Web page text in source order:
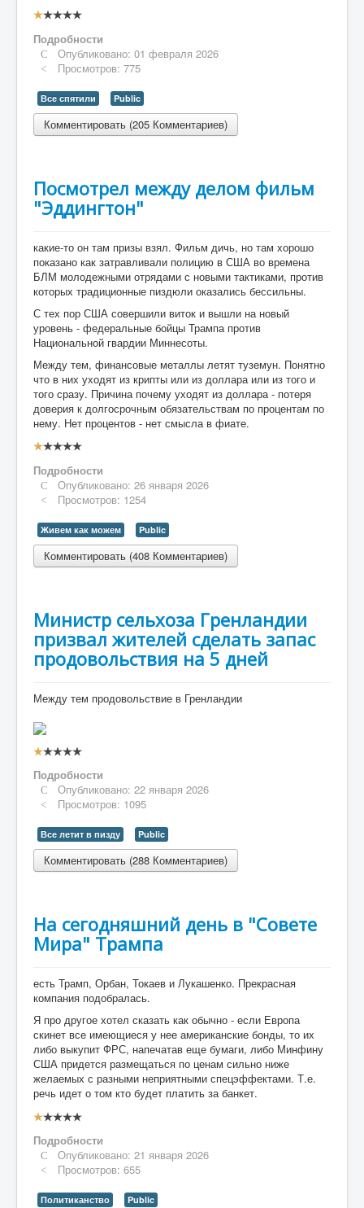
Рейтинг:
Подробности
Опубликовано: 01 февраля 2026
Просмотров: 775
Все спятили Public
Комментировать (205 Комментариев)
Посмотрел между делом фильм
"Эддингтон"
какие-то он там призы взял. Фильм дичь, но там хорошо
показано как затравливали полицию в США во времена
БЛМ молодежными отрядами с новыми тактиками, против
которых традиционные пиздюли оказались бессильны.
С тех пор США совершили виток и вышли на новый
уровень - федеральные бойцы Трампа против
Национальной гвардии Миннесоты.
Между тем, финансовые металлы летят туземун. Понятно
что в них уходят из крипты или из доллара или из того и
того сразу. Причина почему уходят из доллара - потеря
доверия к долгосрочным обязательствам по процентам по
нему. Нет процентов - нет смысла в фиате.
Рейтинг:
Подробности
Опубликовано: 26 января 2026
Просмотров: 1254
Живем как можем Public
Комментировать (408 Комментариев)
Министр сельхоза Гренландии
призвал жителей сделать запас
продовольствия на 5 дней
Между тем продовольствие в Гренландии
Рейтинг:
Подробности
Опубликовано: 22 января 2026
Просмотров: 1095
Все летит в пизду Public
Комментировать (288 Комментариев)
На сегодняшний день в "Совете
Мира" Трампа
есть Трамп, Орбан, Токаев и Лукашенко. Прекрасная
компания подобралась.
Я про другое хотел сказать как обычно - если Европа
скинет все имеющиеся у нее американские бонды, то их
либо выкупит ФРС, напечатав еще бумаги, либо Минфину
США придется размещаться по ценам сильно ниже
желаемых с разными неприятными спецэффектами. Т.е.
речь идет о том кто будет платить за банкет.
Рейтинг:
Подробности
Опубликовано: 21 января 2026
Просмотров: 655
Политиканство Public